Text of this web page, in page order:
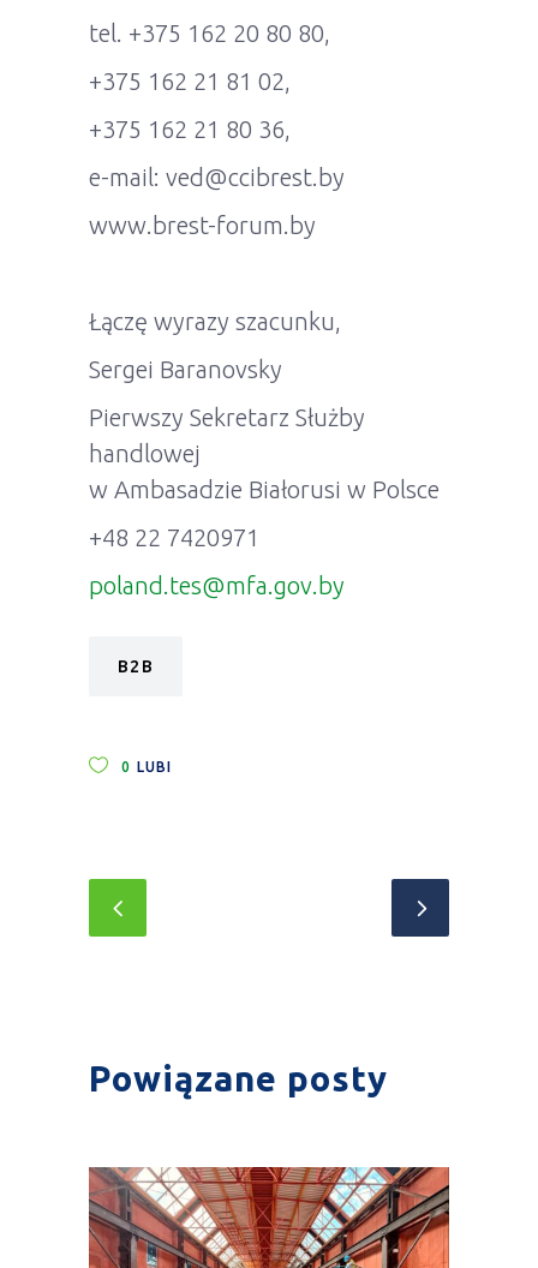
tel. +375 162 20 80 80,
+375 162 21 81 02,
+375 162 21 80 36,
e-mail: ved@ccibrest.by
www.brest-forum.by
Łączę wyrazy szacunku,
Sergei Baranovsky
Pierwszy Sekretarz Służby
handlowej
w Ambasadzie Białorusi w Polsce
+48 22 7420971
poland.tes@mfa.gov.by
B2B
0 LUBI
Powiązane posty